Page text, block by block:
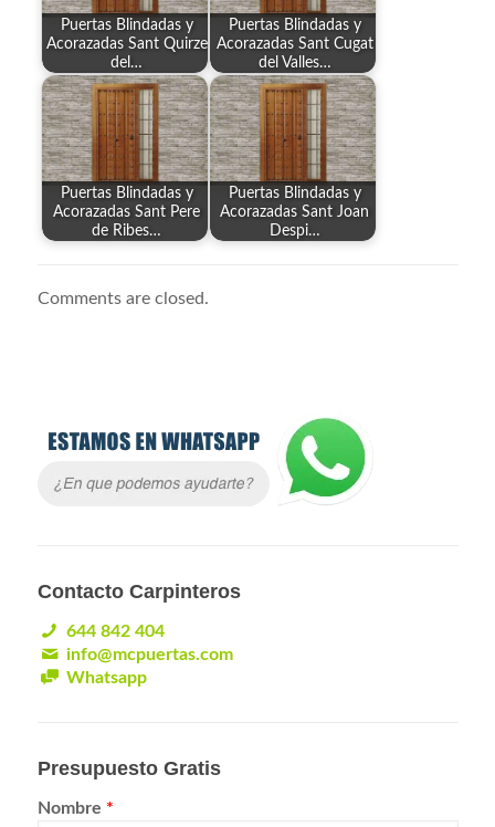
Puertas Blindadas y
Acorazadas Sant Quirze
del…
Puertas Blindadas y
Acorazadas Sant Cugat
del Valles…
Puertas Blindadas y
Acorazadas Sant Pere
de Ribes…
Puertas Blindadas y
Acorazadas Sant Joan
Despi…
Comments are closed.
Contacto Carpinteros
644 842 404
info@mcpuertas.com
Whatsapp
Presupuesto Gratis
Nombre *